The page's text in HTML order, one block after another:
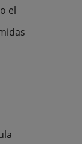
el